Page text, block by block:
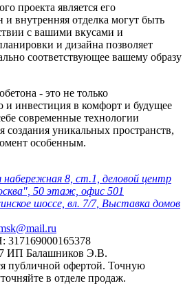
проекта является его
внутренняя отделка могут быть
с вашими вкусами и
и дизайна позволяет
соответствующее вашему образу
- это не только
и инвестиция в комфорт и будущее
современные технологии
создания уникальных пространств,
особенным.
набережная 8, ст.1, деловой центр
50 этаж, офис 501
шоссе, вл. 7/7, Выставка домов
317169000165378
ИП Балашников Э.В.
публичной офертой. Точную
в отделе продаж.